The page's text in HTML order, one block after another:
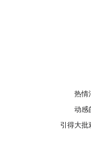
热情
动感
引得大批